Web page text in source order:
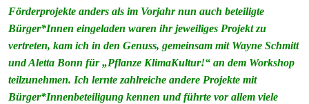
Förderprojekte anders als im Vorjahr nun auch beteiligte
Bürger*Innen eingeladen waren ihr jeweiliges Projekt zu
vertreten, kam ich in den Genuss, gemeinsam mit Wayne Schmitt
und Aletta Bonn für „Pflanze KlimaKultur!“ an dem Workshop
teilzunehmen. Ich lernte zahlreiche andere Projekte mit
Bürger*Innenbeteiligung kennen und führte vor allem viele